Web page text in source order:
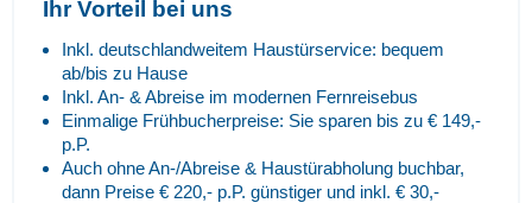
Ihr Vorteil bei uns
Inkl. deutschlandweitem Haustürservice: bequem
ab/bis zu Hause
Inkl. An- & Abreise im modernen Fernreisebus
Einmalige Frühbucherpreise: Sie sparen bis zu € 149,-
p.P.
Auch ohne An-/Abreise & Haustürabholung buchbar,
dann Preise € 220,- p.P. günstiger und inkl. € 30,-